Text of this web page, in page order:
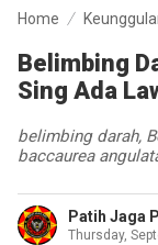
Home
Belimbing
Sing Ada
belimbing darah,
baccaurea
Patih Jaga
Thursday,